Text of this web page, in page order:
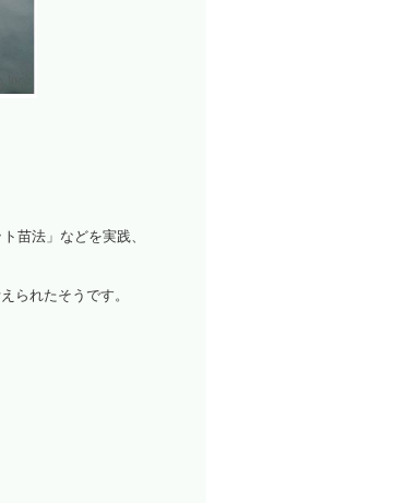
苗法」などを実践、
られたそうです。